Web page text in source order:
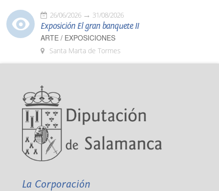
26/06/2026 31/08/2026
Exposición El gran banquete II
ARTE / EXPOSICIONES
Santa Marta de Tormes
La Corporación